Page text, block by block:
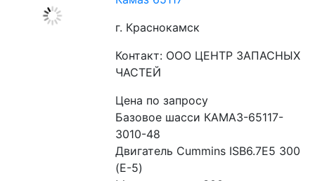
г. Краснокамск
Контакт: ООО ЦЕНТР ЗАПАСНЫХ
ЧАСТЕЙ
Цена по запросу
Базовое шасси КАМАЗ-65117-
3010-48
Двигатель Cummins ISB6.7E5 300
(Е-5)